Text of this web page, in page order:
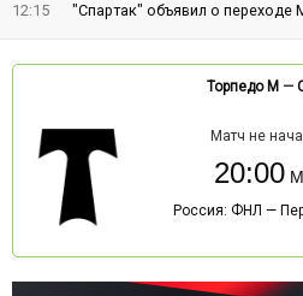
12:15
"Спартак" объявил о переходе
Торпедо М —
Матч не
20:00
Россия: ФНЛ —